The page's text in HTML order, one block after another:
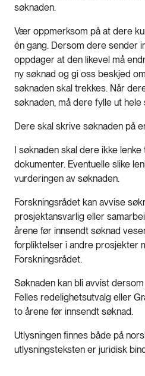
søknaden.
Vær oppmerksom på at dere
én gang. Dersom dere sender
oppdager at den likevel må
ny søknad og gi oss beskjed
søknaden skal trekkes. Når
søknaden, må dere fylle ut
Dere skal skrive søknaden på
I søknaden skal dere ikke
dokumenter. Eventuelle slike
vurderingen av søknaden.
Forskningsrådet kan avvise
prosjektansvarlig eller
årene før innsendt søknad
forpliktelser i andre prosjekter
Forskningsrådet.
Søknaden kan bli avvist
Felles redelighetsutvalg eller
to årene før innsendt søknad.
Utlysningen finnes både på
utlysningsteksten er juridisk